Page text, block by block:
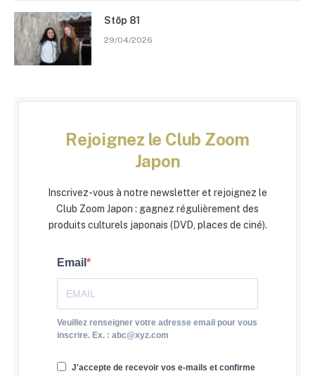
Stōp 81
29/04/2026
Rejoignez le Club Zoom
Japon
Inscrivez-vous à notre newsletter et rejoignez le
Club Zoom Japon : gagnez régulièrement des
produits culturels japonais (DVD, places de ciné).
Email
Veuillez renseigner votre adresse email pour vous
inscrire. Ex. : abc@xyz.com
J'accepte de recevoir vos e-mails et confirme